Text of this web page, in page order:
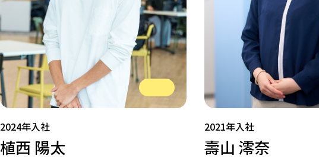
2024年入社
植西 陽太
2021年入社
壽山 澪奈